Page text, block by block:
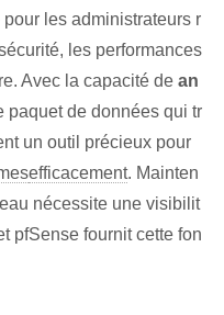
les administrateurs r
les performances
Avec la capacité de an
paquet de données qui tr
un outil précieux pour
efficacement. Mainten
nécessite une visibilit
pfSense fournit cette fon